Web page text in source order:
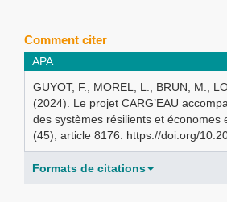
Comment citer
APA
GUYOT, F., MOREL, L., BRUN, M.,
(2024). Le projet CARG’EAU
des systèmes résilients et économes
(45), article 8176. https://doi.org/
Formats de citations